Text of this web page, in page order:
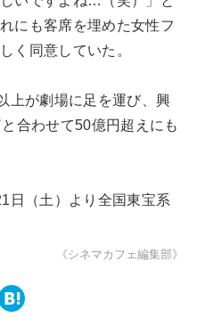
にも客席を埋めた女性フ
く同意していた。
上が劇場に足を運び、興
合わせて50億円超えにも
日（土）より全国東宝系
《シネマカフェ編集部》